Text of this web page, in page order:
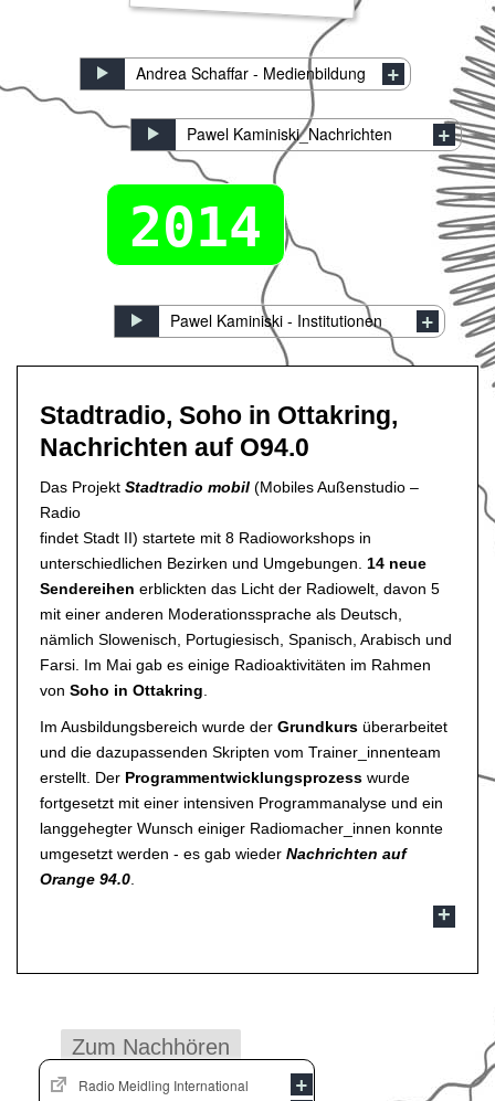
Andrea Schaffar - Medienbildung
Pawel Kaminiski_Nachrichten
2014
Pawel Kaminiski - Institutionen
Stadtradio, Soho in Ottakring,
Nachrichten auf O94.0
Das Projekt Stadtradio mobil (Mobiles Außenstudio –
Radio
findet Stadt II) startete mit 8 Radioworkshops in
unterschiedlichen Bezirken und Umgebungen. 14 neue
Sendereihen erblickten das Licht der Radiowelt, davon 5
mit einer anderen Moderationssprache als Deutsch,
nämlich Slowenisch, Portugiesisch, Spanisch, Arabisch und
Farsi. Im Mai gab es einige Radioaktivitäten im Rahmen
von Soho in Ottakring
Im Ausbildungsbereich wurde der Grundkurs überarbeitet
und die dazupassenden Skripten vom Trainer_innenteam
erstellt. Der Programmentwicklungsprozess wurde
fortgesetzt mit einer intensiven Programmanalyse und ein
langgehegter Wunsch einiger Radiomacher_innen konnte
umgesetzt werden - es gab wieder Nachrichten auf
Orange 94.0
Zum Nachhören
Radio Meidling International